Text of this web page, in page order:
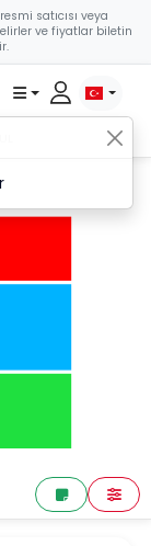
satıcısı veya
ve fiyatlar biletin